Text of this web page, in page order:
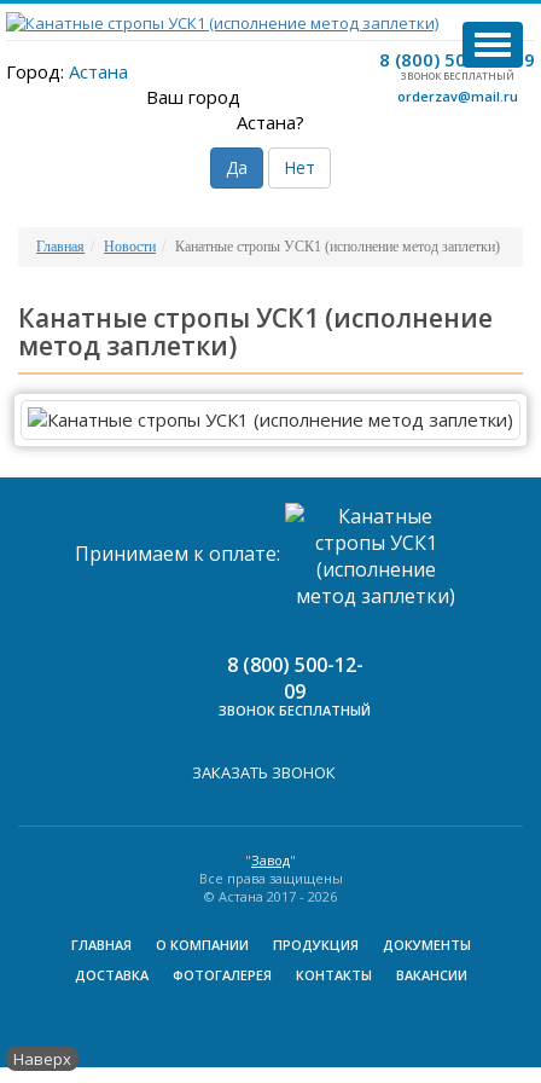
8 (800) 500-12-09
ЗВОНОК БЕСПЛАТНЫЙ
orderzav@mail.ru
Город: Астана
Ваш город
Астана?
Да Нет
Главная Новости Канатные стропы УСК1 (исполнение метод заплетки)
Канатные стропы УСК1 (исполнение
метод заплетки)
Принимаем к оплате:
8 (800) 500-12-
09
ЗВОНОК БЕСПЛАТНЫЙ
ЗАКАЗАТЬ ЗВОНОК
"Завод"
Все права защищены
© Астана 2017 - 2026
ГЛАВНАЯ О КОМПАНИИ ПРОДУКЦИЯ
ДОКУМЕНТЫ
ДОСТАВКА
ФОТОГАЛЕРЕЯ КОНТАКТЫ ВАКАНСИИ
Наверх